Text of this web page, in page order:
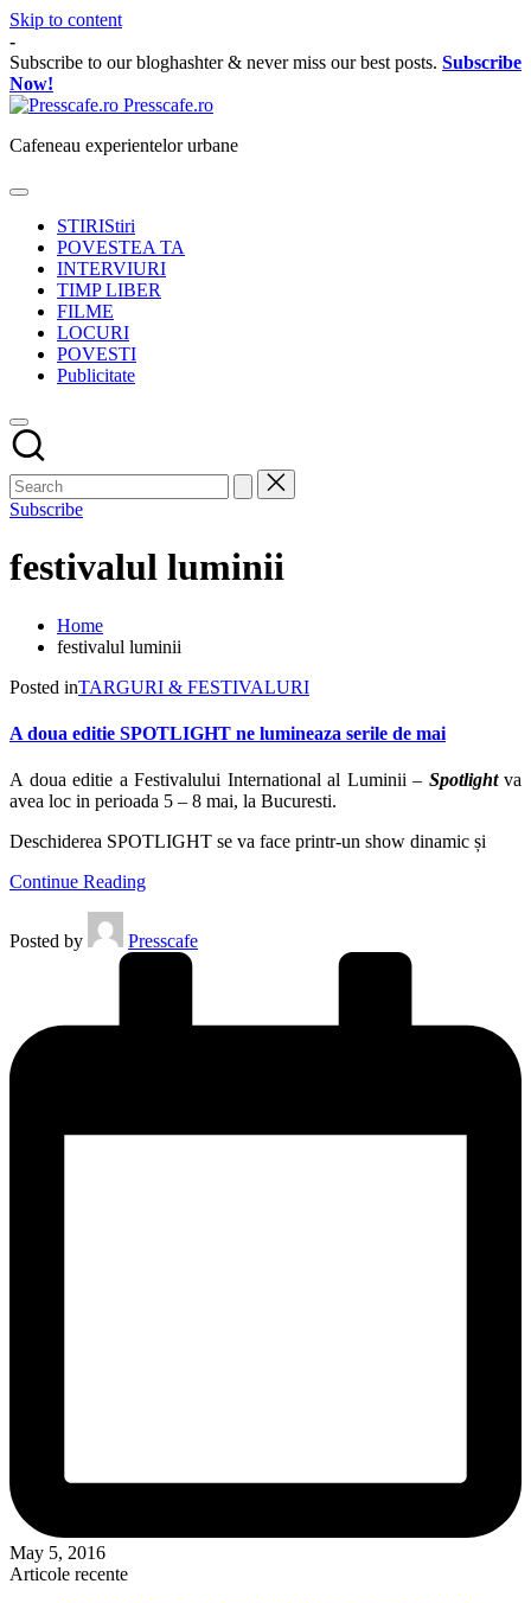
Skip to content
-
Subscribe to our bloghashter & never miss our best posts. Subscribe
Now!
Presscafe.ro
Cafeneau experientelor urbane
STIRIStiri
POVESTEA TA
INTERVIURI
TIMP LIBER
FILME
LOCURI
POVESTI
Publicitate
Subscribe
festivalul luminii
Home
festivalul luminii
Posted inTARGURI & FESTIVALURI
A doua editie SPOTLIGHT ne lumineaza serile de mai
A doua editie a Festivalului International al Luminii – Spotlightva
avea loc in perioada 5 – 8 mai, la Bucuresti.
Deschiderea SPOTLIGHT se va face printr-un show dinamic și
Continue Reading
Posted by Presscafe
May 5, 2016
Articole recente